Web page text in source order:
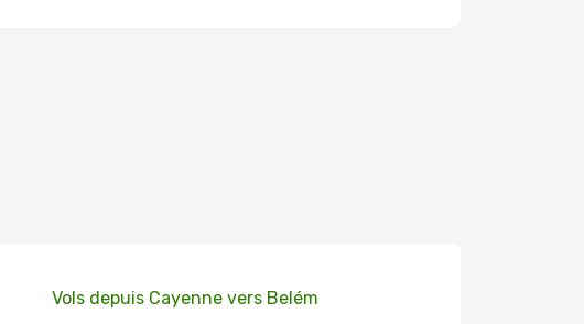
Vols depuis Cayenne vers Belém